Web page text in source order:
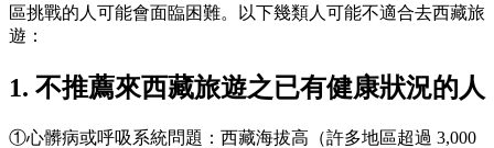
區挑戰的人可能會面臨困難。以下幾類人可能不適合去西藏旅
遊：
1. 不推薦來西藏旅遊之已有健康狀況的人
①心髒病或呼吸系統問題：西藏海拔高（許多地區超過 3,000